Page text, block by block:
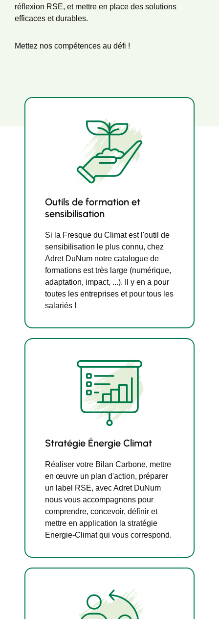
réflexion RSE, et mettre en place des solutions
efficaces et durables.
Mettez nos compétences au défi !
Outils de formation et
sensibilisation
Si la Fresque du Climat est l'outil de
sensibilisation le plus connu, chez
Adret DuNum notre catalogue de
formations est très large (numérique,
adaptation, impact, ...). Il y en a pour
toutes les entreprises et pour tous les
salariés !
Stratégie Énergie Climat
Réaliser votre Bilan Carbone, mettre
en œuvre un plan d'action, préparer
un label RSE, avec Adret DuNum
nous vous accompagnons pour
comprendre, concevoir, définir et
mettre en application la stratégie
Energie-Climat qui vous correspond.